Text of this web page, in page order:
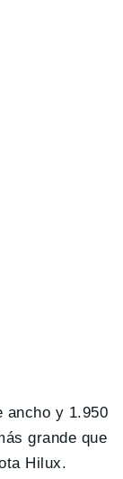
ancho y 1.950
grande que
Hilux.